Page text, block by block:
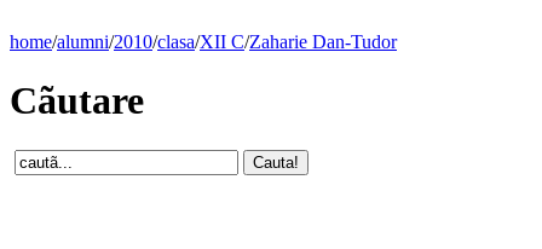
home/alumni/2010/clasa/XII C/Zaharie Dan-Tudor
Cãutare